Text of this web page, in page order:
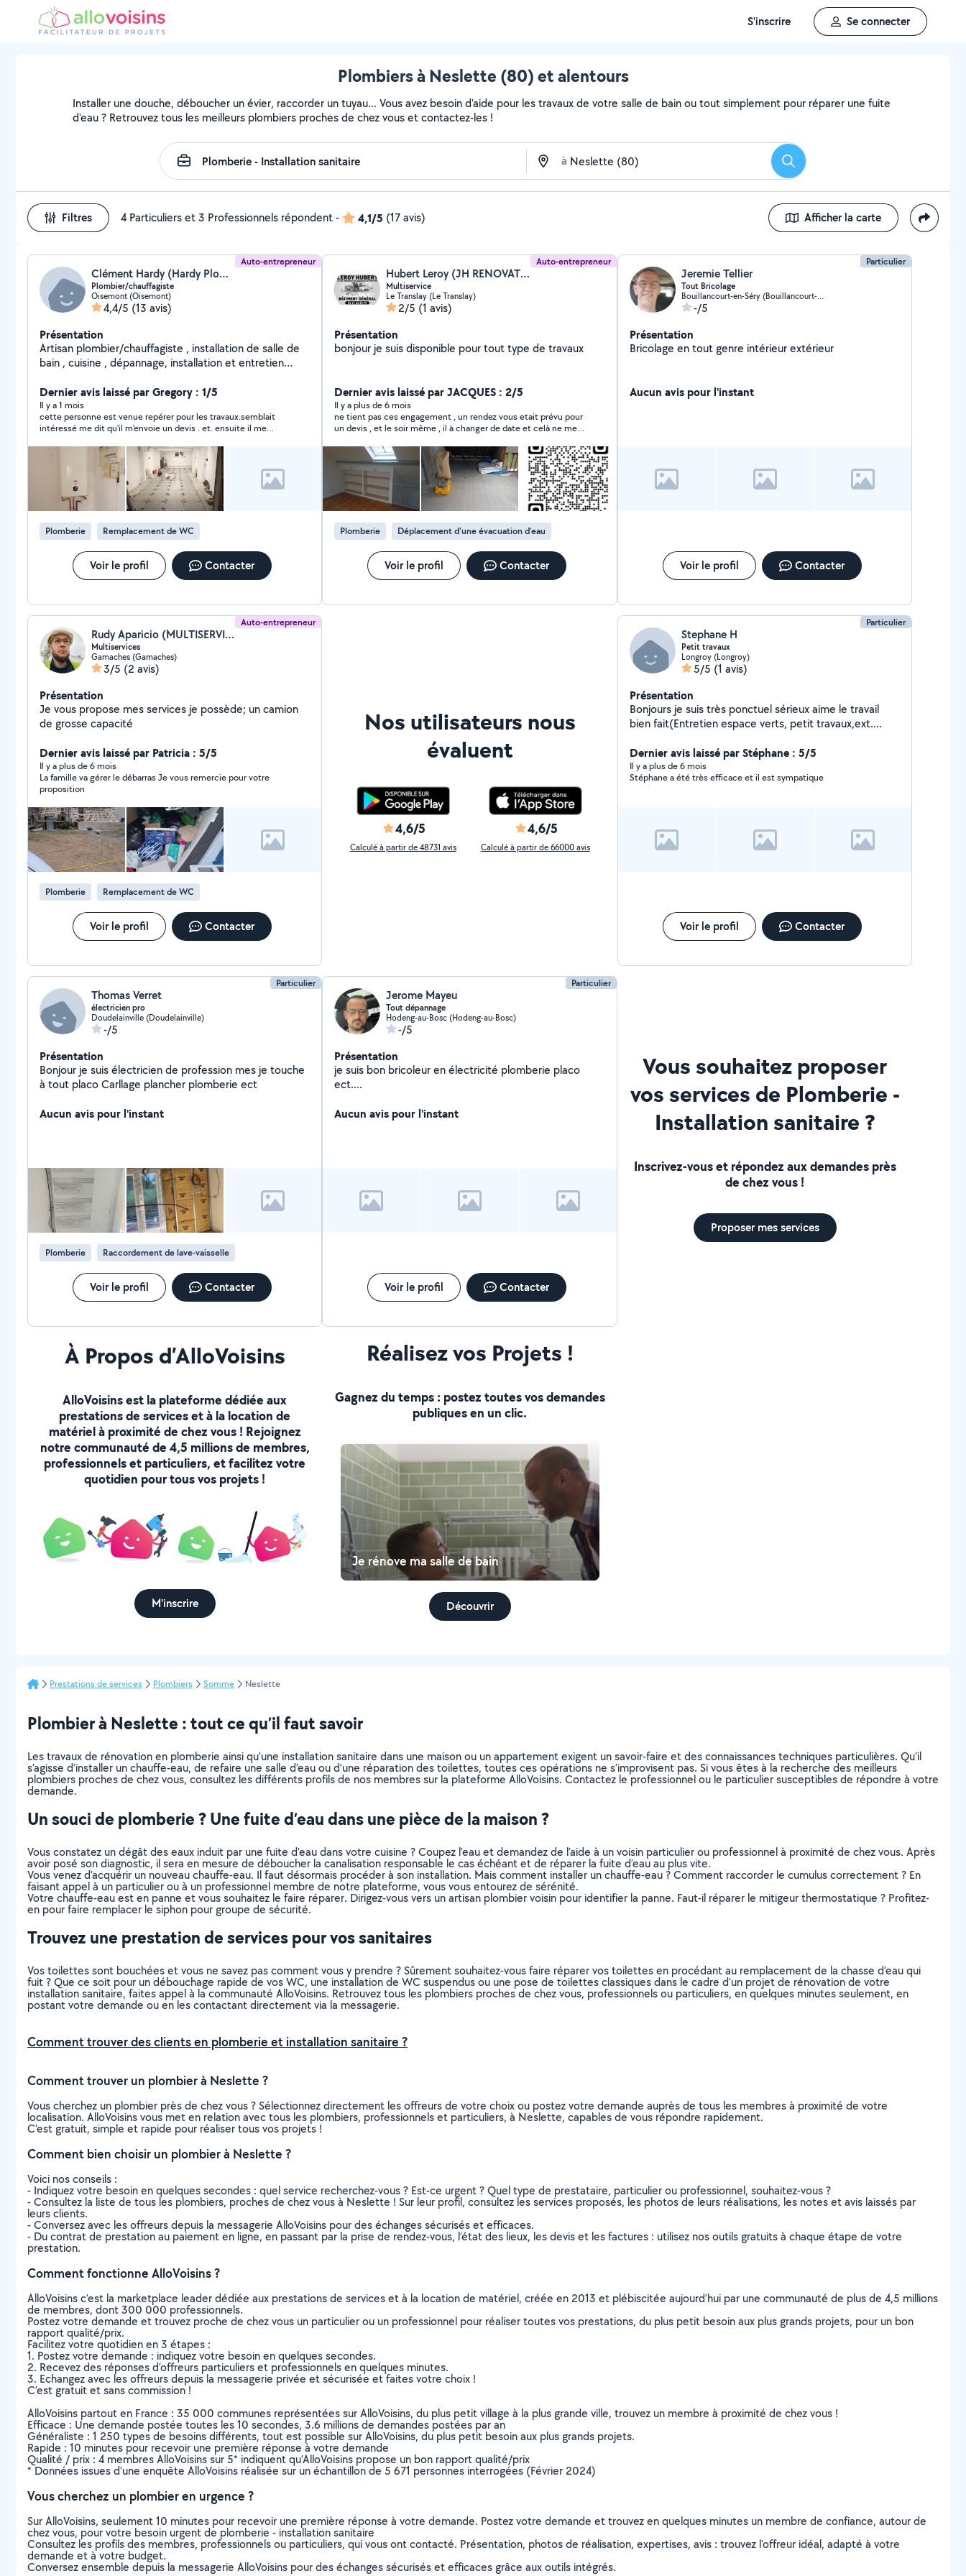
S'inscrire Se connecter
Plombiers à Neslette (80) et alentours
Installer une douche, déboucher un évier, raccorder un tuyau... Vous avez besoin d'aide pour les travaux de votre salle de bain ou tout simplement pour réparer une fuite
d'eau ? Retrouvez tous les meilleurs plombiers proches de chez vous et contactez-les !
à Rechercher
Filtres 4 Particuliers et 3 Professionnels répondent- 4,1/5 (17 avis) Afficher la carte
Auto-entrepreneur
Clément Hardy (Hardy Plomberie)
Plombier/chauffagiste
Oisemont (Oisemont)
4,4/5 (13 avis)
Présentation
Artisan plombier/chauffagiste , installation de salle de
bain , cuisine , dépannage, installation et entretien
Dernier avis laissé par Gregory : 1/5
Il y a 1 mois
cette personne est venue repérer pour les travaux.semblait
intéressé me dit qu'il m'envoie un devis . et. ensuite il me
Plomberie Remplacement de WC
Voir le profil Contacter
Auto-entrepreneur
Hubert Leroy (JH RENOVATION)
Multiservice
Le Translay (Le Translay)
2/5 (1 avis)
Présentation
bonjour je suis disponible pour tout type de travaux
Dernier avis laissé par JACQUES : 2/5
Il y a plus de 6 mois
ne tient pas ces engagement , un rendez vous etait prévu pour
un devis , et le soir même , il à changer de date et celà ne me
Plomberie Déplacement d'une évacuation d'eau
Voir le profil Contacter
Particulier
Jeremie Tellier
Tout Bricolage
Bouillancourt-en-Séry (Bouillancourt-en-Séry)
-/5
Présentation
Bricolage en tout genre intérieur extérieur
Aucun avis pour l'instant
Voir le profil Contacter
Auto-entrepreneur
Rudy Aparicio (MULTISERVICES R.A)
Multiservices
Gamaches (Gamaches)
3/5 (2 avis)
Présentation
Je vous propose mes services je possède; un camion
de grosse capacité
Dernier avis laissé par Patricia : 5/5
Il y a plus de 6 mois
La famille va gérer le débarras Je vous remercie pour votre
proposition
Plomberie Remplacement de WC
Voir le profil Contacter
Nos utilisateurs nous
évaluent
4,6/5
Calculé à partir de 48731 avis
4,6/5
Calculé à partir de 66000 avis
Particulier
Stephane H
Petit travaux
Longroy (Longroy)
5/5 (1 avis)
Présentation
Bonjours je suis très ponctuel sérieux aime le travail
bien fait(Entretien espace verts, petit travaux,ext....
Dernier avis laissé par Stéphane : 5/5
Il y a plus de 6 mois
Stéphane a été très efficace et il est sympatique
Voir le profil Contacter
Particulier
Thomas Verret
électricien pro
Doudelainville (Doudelainville)
-/5
Présentation
Bonjour je suis électricien de profession mes je touche
à tout placo Carllage plancher plomberie ect
Aucun avis pour l'instant
Plomberie Raccordement de lave-vaisselle
Voir le profil Contacter
Particulier
Jerome Mayeu
Tout dépannage
Hodeng-au-Bosc (Hodeng-au-Bosc)
-/5
Présentation
je suis bon bricoleur en électricité plomberie placo
ect....
Aucun avis pour l'instant
Voir le profil Contacter
Vous souhaitez proposer
vos services de Plomberie -
Installation sanitaire ?
Inscrivez-vous et répondez aux demandes près
de chez vous !
Proposer mes services
À Propos d’AlloVoisins
AlloVoisins est la plateforme dédiée aux
prestations de services et à la location de
matériel à proximité de chez vous ! Rejoignez
notre communauté de 4,5 millions de membres,
professionnels et particuliers, et facilitez votre
quotidien pour tous vos projets !
M'inscrire
Réalisez vos Projets !
Gagnez du temps : postez toutes vos demandes
publiques en un clic.
Je rénove ma salle de bain
Découvrir
Prestations de services Plombiers Somme Neslette
Plombier à Neslette : tout ce qu’il faut savoir
Les travaux de rénovation en plomberie ainsi qu’une installation sanitaire dans une maison ou un appartement exigent un savoir-faire et des connaissances techniques particulières. Qu’il
s’agisse d’installer un chauffe-eau, de refaire une salle d’eau ou d’une réparation des toilettes, toutes ces opérations ne s’improvisent pas. Si vous êtes à la recherche des meilleurs
plombiers proches de chez vous, consultez les différents profils de nos membres sur la plateforme AlloVoisins. Contactez le professionnel ou le particulier susceptibles de répondre à votre
demande.
Un souci de plomberie ? Une fuite d’eau dans une pièce de la maison ?
Vous constatez un dégât des eaux induit par une fuite d’eau dans votre cuisine ? Coupez l’eau et demandez de l’aide à un voisin particulier ou professionnel à proximité de chez vous. Après
avoir posé son diagnostic, il sera en mesure de déboucher la canalisation responsable le cas échéant et de réparer la fuite d’eau au plus vite.
Vous venez d’acquérir un nouveau chauffe-eau. Il faut désormais procéder à son installation. Mais comment installer un chauffe-eau ? Comment raccorder le cumulus correctement ? En
faisant appel à un particulier ou à un professionnel membre de notre plateforme, vous vous entourez de sérénité.
Votre chauffe-eau est en panne et vous souhaitez le faire réparer. Dirigez-vous vers un artisan plombier voisin pour identifier la panne. Faut-il réparer le mitigeur thermostatique ? Profitez-
en pour faire remplacer le siphon pour groupe de sécurité.
Trouvez une prestation de services pour vos sanitaires
Vos toilettes sont bouchées et vous ne savez pas comment vous y prendre ? Sûrement souhaitez-vous faire réparer vos toilettes en procédant au remplacement de la chasse d’eau qui
fuit ? Que ce soit pour un débouchage rapide de vos WC, une installation de WC suspendus ou une pose de toilettes classiques dans le cadre d’un projet de rénovation de votre
installation sanitaire, faites appel à la communauté AlloVoisins. Retrouvez tous les plombiers proches de chez vous, professionnels ou particuliers, en quelques minutes seulement, en
postant votre demande ou en les contactant directement via la messagerie.
Comment trouver des clients en plomberie et installation sanitaire ?
Comment trouver un plombier à Neslette ?
Vous cherchez un plombier près de chez vous ? Sélectionnez directement les offreurs de votre choix ou postez votre demande auprès de tous les membres à proximité de votre
localisation. AlloVoisins vous met en relation avec tous les plombiers, professionnels et particuliers, à Neslette, capables de vous répondre rapidement.
C’est gratuit, simple et rapide pour réaliser tous vos projets !
Comment bien choisir un plombier à Neslette ?
Voici nos conseils :
- Indiquez votre besoin en quelques secondes : quel service recherchez-vous ? Est-ce urgent ? Quel type de prestataire, particulier ou professionnel, souhaitez-vous ?
- Consultez la liste de tous les plombiers, proches de chez vous à Neslette ! Sur leur profil, consultez les services proposés, les photos de leurs réalisations, les notes et avis laissés par
leurs clients.
- Conversez avec les offreurs depuis la messagerie AlloVoisins pour des échanges sécurisés et efficaces.
- Du contrat de prestation au paiement en ligne, en passant par la prise de rendez-vous, l’état des lieux, les devis et les factures : utilisez nos outils gratuits à chaque étape de votre
prestation.
Comment fonctionne AlloVoisins ?
AlloVoisins c’est la marketplace leader dédiée aux prestations de services et à la location de matériel, créée en 2013 et plébiscitée aujourd’hui par une communauté de plus de 4,5 millions
de membres, dont 300 000 professionnels.
Postez votre demande et trouvez proche de chez vous un particulier ou un professionnel pour réaliser toutes vos prestations, du plus petit besoin aux plus grands projets, pour un bon
rapport qualité/prix.
Facilitez votre quotidien en 3 étapes :
1. Postez votre demande : indiquez votre besoin en quelques secondes.
2. Recevez des réponses d’offreurs particuliers et professionnels en quelques minutes.
3. Echangez avec les offreurs depuis la messagerie privée et sécurisée et faites votre choix !
C’est gratuit et sans commission !
AlloVoisins partout en France : 35 000 communes représentées sur AlloVoisins, du plus petit village à la plus grande ville, trouvez un membre à proximité de chez vous !
Efficace : Une demande postée toutes les 10 secondes, 3.6 millions de demandes postées par an
Généraliste : 1 250 types de besoins différents, tout est possible sur AlloVoisins, du plus petit besoin aux plus grands projets.
Rapide : 10 minutes pour recevoir une première réponse à votre demande
Qualité / prix : 4 membres AlloVoisins sur 5* indiquent qu’AlloVoisins propose un bon rapport qualité/prix
* Données issues d’une enquête AlloVoisins réalisée sur un échantillon de 5 671 personnes interrogées (Février 2024)
Vous cherchez un plombier en urgence ?
Sur AlloVoisins, seulement 10 minutes pour recevoir une première réponse à votre demande. Postez votre demande et trouvez en quelques minutes un membre de confiance, autour de
chez vous, pour votre besoin urgent de plomberie - installation sanitaire
Consultez les profils des membres, professionnels ou particuliers, qui vous ont contacté. Présentation, photos de réalisation, expertises, avis : trouvez l'offreur idéal, adapté à votre
demande et à votre budget.
Conversez ensemble depuis la messagerie AlloVoisins pour des échanges sécurisés et efficaces grâce aux outils intégrés.